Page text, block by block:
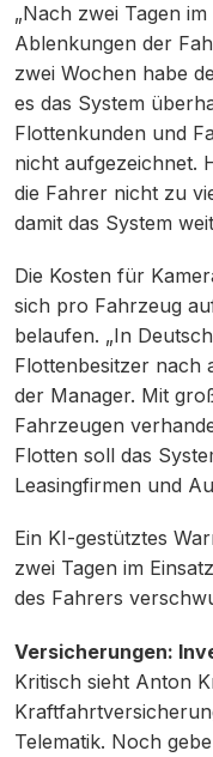
„Nach zwei Tagen
Ablenkungen der
zwei Wochen habe
es das System
Flottenkunden und
nicht aufgezeichnet.
die Fahrer nicht zu
damit das System
Die Kosten für
sich pro Fahrzeug
belaufen. „In
Flottenbesitzer nach
der Manager. Mit
Fahrzeugen
Flotten soll das
Leasingfirmen und
Ein KI-gestütztes
zwei Tagen im
des Fahrers
Versicherungen:
Kritisch sieht Anton
Telematik. Noch